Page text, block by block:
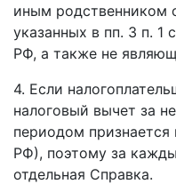
иным родственником
указанных в пп. 3 п. 1
РФ, а также не
4. Если
налоговый вычет за
периодом
РФ), поэтому за
отдельная Справка.